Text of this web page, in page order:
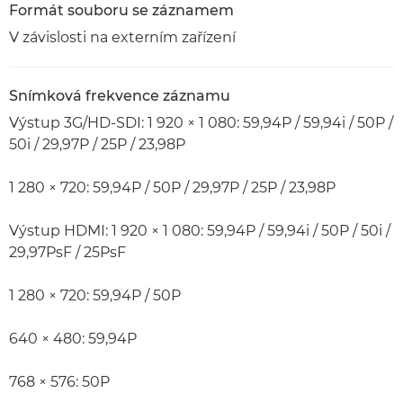
Formát souboru se záznamem
V závislosti na externím zařízení
Snímková frekvence záznamu
Výstup 3G/HD-SDI: 1 920 × 1 080: 59,94P / 59,94i / 50P /
50i / 29,97P / 25P / 23,98P
1 280 × 720: 59,94P / 50P / 29,97P / 25P / 23,98P
Výstup HDMI: 1 920 × 1 080: 59,94P / 59,94i / 50P / 50i /
29,97PsF / 25PsF
1 280 × 720: 59,94P / 50P
640 × 480: 59,94P
768 × 576: 50P